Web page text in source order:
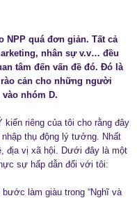
NPP quá đơn giản. Tất cả
nhân sự v.v… đều
tâm đến vấn đề đó. Đó là
cản cho những người
nhóm D.
riêng của tôi cho rằng đây
thụ động lý tưởng. Nhất
địa vị xã hội. Dưới đây là một
sự hấp dẫn đối với tôi:
bước làm giàu trong “Nghĩ và